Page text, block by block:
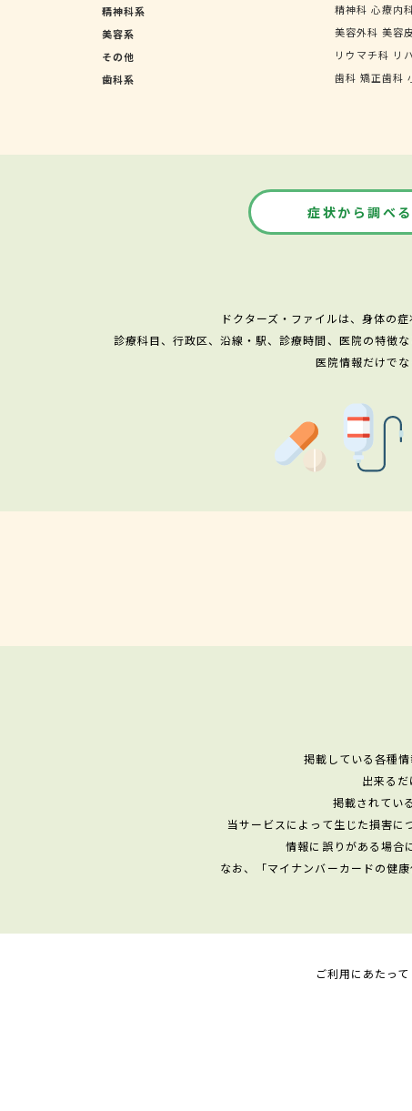
精神科系
精神科 心療内
美容系
美容外科 美容
その他
リウマチ科 リ
歯科系
歯科 矯正歯科
症状から調べる
ドクターズ・ファイルは、身体の
診療科目、行政区、沿線・駅、診療時間、医院の特徴
医院情報だけで
掲載している各種
出来る
掲載されてい
当サービスによって生じた損害に
情報に誤りがある場合
なお、「マイナンバーカードの健
ご利用にあたって